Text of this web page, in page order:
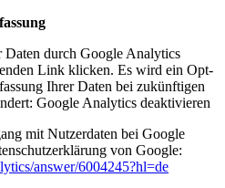
Daten durch Google Analytics
Link klicken. Es wird ein Opt-
Ihrer Daten bei zukünftigen
Google Analytics deaktivieren
mit Nutzerdaten bei Google
von Google:
answer/6004245?hl=de